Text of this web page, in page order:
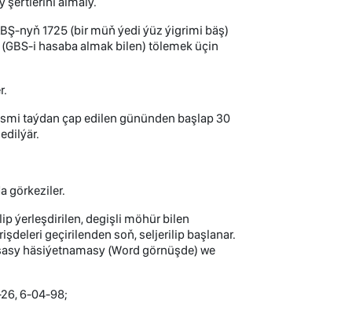
nyň 1725 (bir müň ýedi ýüz ýigrimi bäş)
i hasaba almak bilen) tölemek üçin
taýdan çap edilen gününden başlap 30
görkeziler.
ýerleşdirilen, degişli möhür bilen
geçirilenden soň, seljerilip başlanar.
häsiýetnamasy (Word görnüşde) we
6-04-98;